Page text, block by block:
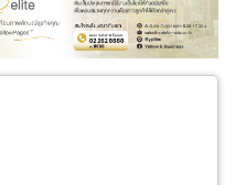
Dealer
Business